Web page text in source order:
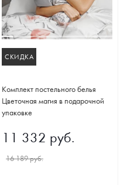
СКИДКА
Комплект постельного белья
Цветочная магия в подарочной
упаковке
11 332 руб.
16 189 руб.